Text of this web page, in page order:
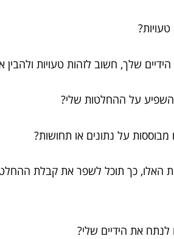
שלך, חשוב לזהות טעויות
על ההחלטות שלי?
על נתונים או תחושות?
האלו, כך תוכל לשפר את קבלת